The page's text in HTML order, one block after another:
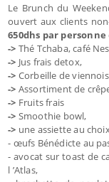
Le Brunch du
ouvert aux clients
650dhs par personne
-> Thé Tchaba, café
-> Jus frais detox,
-> Corbeille de
-> Assortiment de
-> Fruits frais
-> Smoothie bowl,
-> une assiette au
- œufs Bénédicte au
- avocat sur toast de
l ’Atlas,